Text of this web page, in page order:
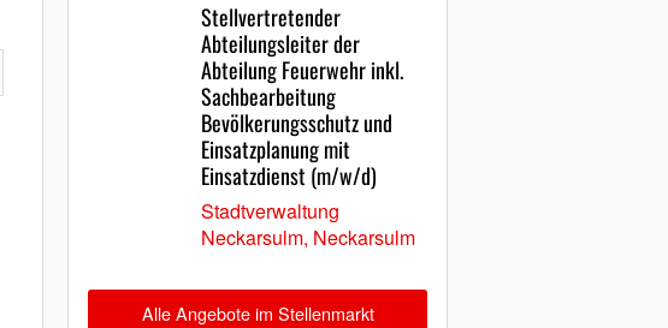
Stellvertretender
Abteilungsleiter der
Abteilung Feuerwehr inkl.
Sachbearbeitung
Bevölkerungsschutz und
Einsatzplanung mit
Einsatzdienst (m/w/d)
Stadtverwaltung
Neckarsulm, Neckarsulm
Alle Angebote im Stellenmarkt